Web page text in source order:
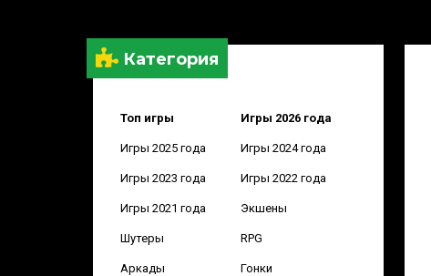
Категория
Топ игры Игры 2026 года
Игры 2025 года Игры 2024 года
Игры 2023 года Игры 2022 года
Игры 2021 года Экшены
Шутеры RPG
Аркады Гонки